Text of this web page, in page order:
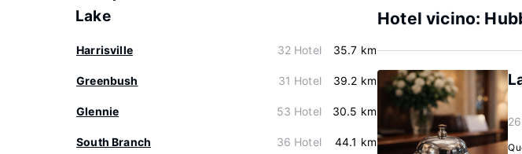
Lake
Harrisville 32 Hotel 35.7 km
Greenbush 31 Hotel 39.2 km
Glennie 53 Hotel 30.5 km
South Branch 36 Hotel 44.1 km
Hotel vicino: